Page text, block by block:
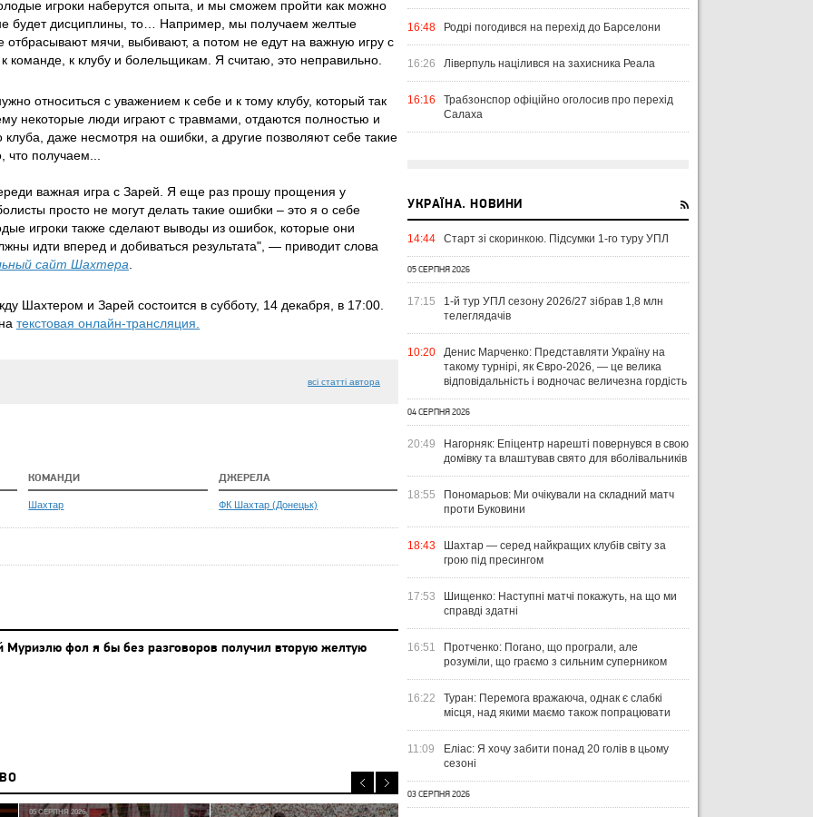
игроки наберутся опыта, и мы сможем пройти как можно
будет дисциплины, то… Например, мы получаем желтые
отбрасывают мячи, выбивают, а потом не едут на важную игру с
команде, к клубу и болельщикам. Я считаю, это неправильно.
относиться с уважением к себе и к тому клубу, который так
некоторые люди играют с травмами, отдаются полностью и
клуба, даже несмотря на ошибки, а другие позволяют себе такие
что получаем...
важная игра с Зарей. Я еще раз прошу прощения у
просто не могут делать такие ошибки – это я о себе
игроки также сделают выводы из ошибок, которые они
идти вперед и добиваться результата", — приводит слова
сайт Шахтера
Шахтером и Зарей состоится в субботу, 14 декабря, в 17:00.
текстовая онлайн-трансляция.
всі статті автора
КОМАНДИ
Шахтар
ДЖЕРЕЛА
ФК Шахтар (Донецьк)
Муриэлю фол я бы без разговоров получил вторую желтую
05 СЕРПНЯ 2026
16:48 Родрі погодився на перехід до Барселони
16:26 Ліверпуль націлився на захисника Реала
16:16
Трабзонспор офіційно оголосив про перехід
Салаха
УКРАЇНА. НОВИНИ
14:44 Старт зі скоринкою. Підсумки 1-го туру УПЛ
05 СЕРПНЯ 2026
17:15
1-й тур УПЛ сезону 2026/27 зібрав 1,8 млн
телеглядачів
10:20
Денис Марченко: Представляти Україну на
такому турнірі, як Євро-2026, — це велика
відповідальність і водночас величезна гордість
04 СЕРПНЯ 2026
20:49
Нагорняк: Епіцентр нарешті повернувся в свою
домівку та влаштував свято для вболівальників
18:55
Пономарьов: Ми очікували на складний матч
проти Буковини
18:43
Шахтар — серед найкращих клубів світу за
грою під пресингом
17:53
Шищенко: Наступні матчі покажуть, на що ми
справді здатні
16:51
Протченко: Погано, що програли, але
розуміли, що граємо з сильним суперником
16:22
Туран: Перемога вражаюча, однак є слабкі
місця, над якими маємо також попрацювати
11:09
Еліас: Я хочу забити понад 20 голів в цьому
сезоні
03 СЕРПНЯ 2026